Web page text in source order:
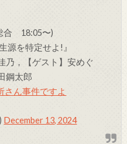
合 18:05〜)
源を特定せよ!』
乃，【ゲスト】安めぐ
鋼太郎
さん事件ですよ
December 13, 2024